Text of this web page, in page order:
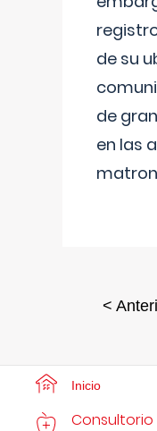
de su
de
en las
<
Inicio